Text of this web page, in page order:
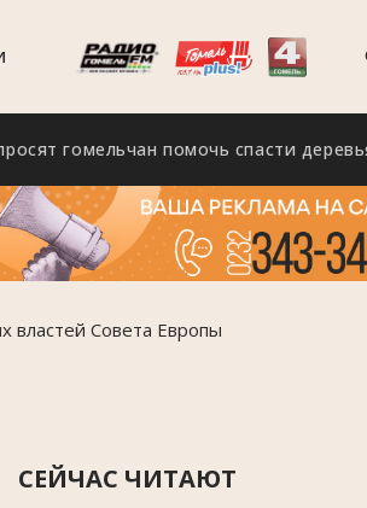
помочь спасти деревья в жару
властей Совета Европы
СЕЙЧАС ЧИТАЮТ